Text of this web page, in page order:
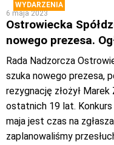
WYDARZENIA
6 maja 2023
Ostrowiecka
nowego prezesa.
Rada Nadzorcza
szuka nowego prezesa,
rezygnację złożył
ostatnich 19 lat. Konkurs
maja jest czas na
zaplanowaliśmy